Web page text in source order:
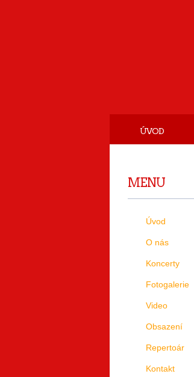
ÚVOD
MENU
Úvod
O nás
Koncerty
Fotogalerie
Video
Obsazení
Repertoár
Kontakt